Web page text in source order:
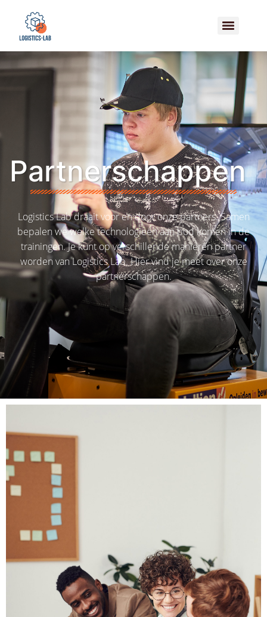
Partnerschappen
Logistics Lab draait voor en door onze partners. Samen
bepalen we welke technologieën aan bod komen in de
trainingen. Je kunt op verschillende manieren partner
worden van Logistics Lab. Hier vind je meet over onze
partnerschappen.